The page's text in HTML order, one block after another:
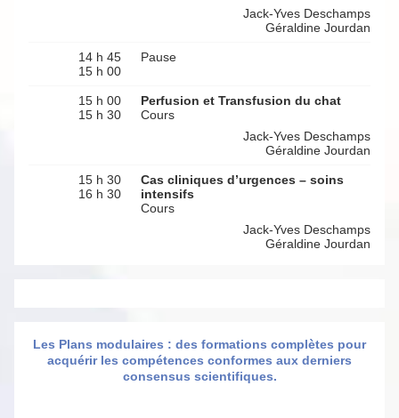
Jack-Yves Deschamps
Géraldine Jourdan
14 h 45
15 h 00
Pause
15 h 00
15 h 30
Perfusion et Transfusion du chat
Cours
Jack-Yves Deschamps
Géraldine Jourdan
15 h 30
16 h 30
Cas cliniques d’urgences – soins
intensifs
Cours
Jack-Yves Deschamps
Géraldine Jourdan
Les Plans modulaires : des formations complètes pour
acquérir les compétences conformes aux derniers
consensus scientifiques.